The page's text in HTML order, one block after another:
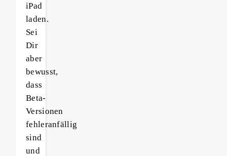
iPad
laden.
Sei
Dir
aber
bewusst,
dass
Beta-
Versionen
fehleranfällig
sind
und